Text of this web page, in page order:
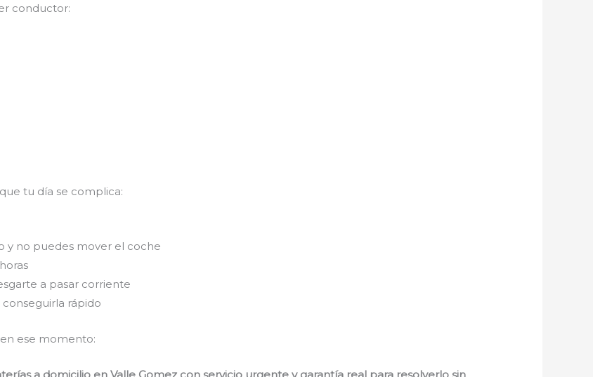
conductor:
tu día se complica:
y no puedes mover el coche
a pasar corriente
rápido
ese momento:
a domicilio en Valle Gomez con servicio urgente y garantía real para resolverlo sin